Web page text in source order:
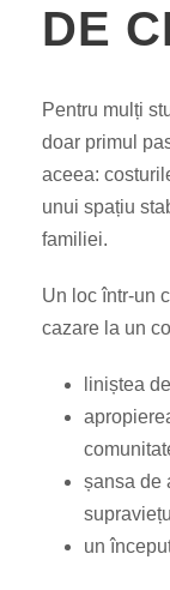
DE
Pentru mulți
doar primul
aceea:
unui spațiu
familiei.
Un loc într-un
cazare la un
liniștea
șansa de
un